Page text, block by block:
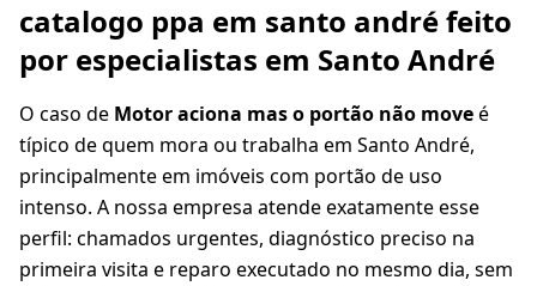
catalogo ppa em santo andré feito
por especialistas em Santo André
O caso de Motor aciona mas o portão não moveé
típico de quem mora ou trabalha em Santo André,
principalmente em imóveis com portão de uso
intenso. A nossa empresa atende exatamente esse
perfil: chamados urgentes, diagnóstico preciso na
primeira visita e reparo executado no mesmo dia, sem